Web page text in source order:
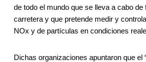
de todo el mundo que se lleva a cabo de
carretera y que pretende medir y
NOx y de partículas en condiciones
Dichas organizaciones apuntaron que el